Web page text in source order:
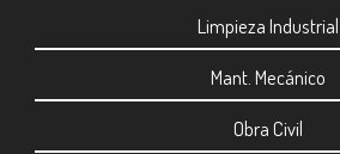
Limpieza Industrial
Mant. Mecánico
Obra Civil